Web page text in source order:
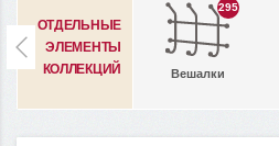
ОТДЕЛЬНЫЕ
ЭЛЕМЕНТЫ
КОЛЛЕКЦИЙ
295
Вешалки